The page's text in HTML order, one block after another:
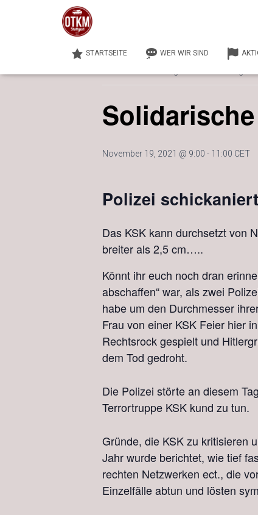
STARTSEITE WER WIR SIND
November 19, 2021 @ 9:00 - 11:00 CET
Polizei
Das KSK kann durchsetzt von
breiter als 2,5 cm…..
Könnt ihr euch noch dran
abschaffen“ war, als zwei
habe um den Durchmesser
Frau von einer KSK Feier hier
Rechtsrock gespielt und
dem Tod gedroht.
Die Polizei störte an diesem
Terrortruppe KSK kund zu tun.
Gründe, die KSK zu kritisieren
Jahr wurde berichtet, wie tief
rechten Netzwerken ect., die
Einzelfälle abtun und lösten